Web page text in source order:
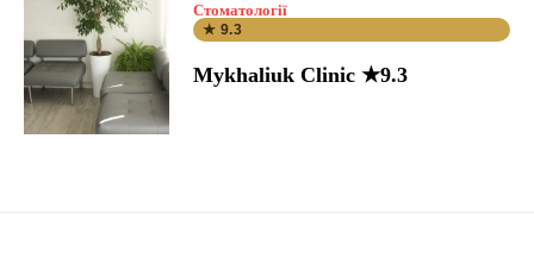
Стоматології
★ 9.3
Mykhaliuk Clinic ★9.3